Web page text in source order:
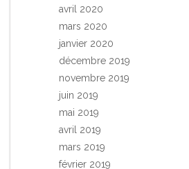
avril 2020
mars 2020
janvier 2020
décembre 2019
novembre 2019
juin 2019
mai 2019
avril 2019
mars 2019
février 2019